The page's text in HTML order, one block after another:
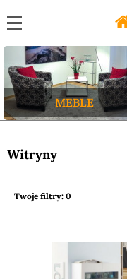
MEBLE
Witryny
Twoje filtry: 0